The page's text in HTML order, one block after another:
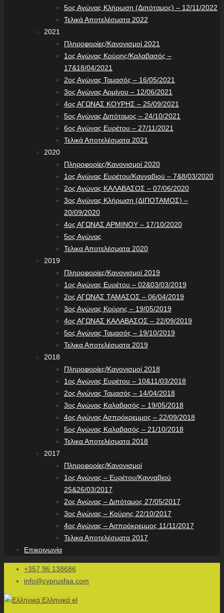
5ος Αγώνας Κλήρωση (Διπόταμος) – 12/11/2022
Τελικά Αποτελέσματα 2022
2021
Πληροφορίες/Κανονισμοί 2021
1ος Αγώνας Κούρης/Καλαβασός –
17&18/04/2021
2ος Αγώνας Ταμασός – 16/05/2021
3ος Αγώνας Αρμίνου – 12/06/2021
4ος ΑΓΩΝΑΣ ΚΟΥΡΗΣ – 25/09/2021
5ος Αγώνας Διπόταμος – 24/10/2021
6ος Αγώνας Ευρέτου – 27/11/2021
Τελικά Αποτελέσματα 2021
2020
Πληροφορίες/Κανονισμοί 2020
1ος Αγώνας Ευρέτου/Κανναβιού – 7&8/03/2020
2ος Αγώνας ΚΑΛΑΒΑΣΟΣ – 07/06/2020
3ος Αγώνας Κλήρωση (ΔΙΠΟΤΑΜΟΣ) –
20/09/2020
4ος ΑΓΩΝΑΣ ΑΡΜΙΝΟΥ – 17/10/2020
5ος Αγώνας
Τελικα Αποτελέσματα 2020
2019
Πληροφορίες/Κανονισμοί 2019
1ος Αγώνας Ευρέτου – 02&03/03/2019
2ος ΑΓΩΝΑΣ ΤΑΜΑΣΟΣ – 06/04/2019
3ος Αγώνας Κούρης – 19/05/2019
4ος ΑΓΩΝΑΣ ΚΑΛΑΒΑΣΟΣ – 22/09/2019
5ος Αγώνας Ταμασός – 19/10/2019
Τελικα Αποτελέσματα 2019
2018
Πληροφορίες/Κανονισμοί 2018
1ος Αγώνας Ευρέτου – 10&11/03/2018
2ος Αγώνας Ταμασός – 14/04/2018
3ος Αγώνας Καλαβασός – 19/05/2018
4ος Αγώνας Ασπρόκρεμμος – 22/09/2018
5ος Αγώνας Καλαβασός – 21/10/2018
Τελικα Αποτελέσματα 2018
2017
Πληροφορίες/Κανονισμοί
1ος Αγώνας – Ευρέτου/Κανναβιού
25&26/03/2017
2ος Αγώνας – Διπόταμος 27/05/2017
3ος Αγώνας – Κούρης 22/10/2017
4ος Αγώνας – Ασπρόκρεμμος 11/11/2017
Τελικα Αποτελέσματα 2017
Επικοινωνία
+357 96 138686
info@cyprusfaa.com
Ελληνικά el